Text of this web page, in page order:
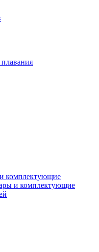
комплектующие
и комплектующие